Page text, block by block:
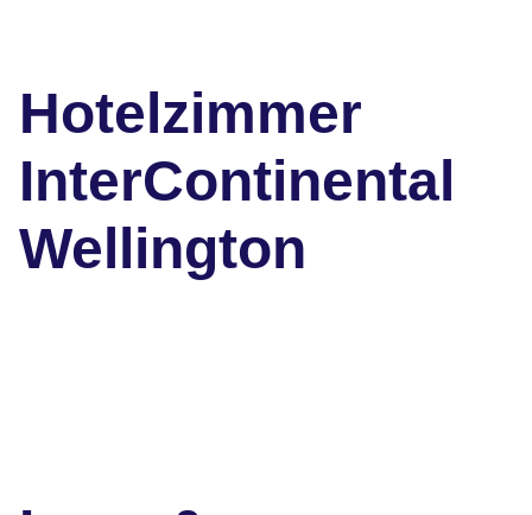
Hotelzimmer
InterContinental
Wellington